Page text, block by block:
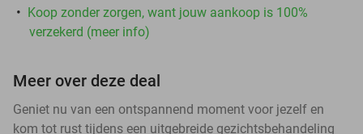
Koop zonder zorgen, want jouw aankoop is 100%
verzekerd (meer info)
Meer over deze deal
Geniet nu van een ontspannend moment voor jezelf en
kom tot rust tijdens een uitgebreide gezichtsbehandeling